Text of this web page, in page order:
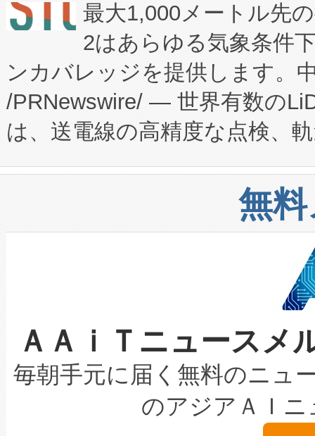
患者にとっての費用負担を大
のアクセスを大幅に拡大する
Fully-Connected Continuous
プログラムには、施設設計・
に関する技術移転および知的
構造化トレーニングカリキュ
上げおよび商用化段階におけ
設備整備および立ち上げ調整
加組織は、Enzeneのバイオ
選定された製品について、自
取得できる可能性もあります
設には、3億～4億ドルかか
最高経営責任者（CEO）であ
す。「当社のfully-connected
ームを利用すれば、6,000万
President原信平）と、エンタ
ードするVoltaiqは、日本にあ
ーエネルギー貯蔵システム（
た。 Voltaiq独自のAI搭載プラ
定、統合、導入、運用に至る
安全性を追跡し、確保する事
増加しているデータセンター
る電力網に大きな負担をかけ
事業者の負担軽減という課題
系統連系を迅速にし、ピーク
限を超えて利用可能な電力容
持できるよう貢献します。こ
ービスレベル契約（SLA）違
テリー性能の劣化によるダウ
念は、現在データセンターが
最大1,000メートル先
2はあらゆる気象条件
ンカバレッジを提供します。
/PRNewswire/ — 世界有数の
は、送電線の高精度な点検、
や穀物倉庫におけるバルク材
リューション「Avia 2」を発
したAvia 2は、1,000メート
狭視野のFOVを切り替えるこ
ケーブル、枝などの細かな対
なレーザースポットにより、
な環境下でも豊かなディテー
キロメートル範囲を検出
LiDAR for Inspections,
は1535 nmレーザーを搭載。
無
ＡＡｉＴニュース
毎朝手元に届く無料のニュ
のアジアＡＩ